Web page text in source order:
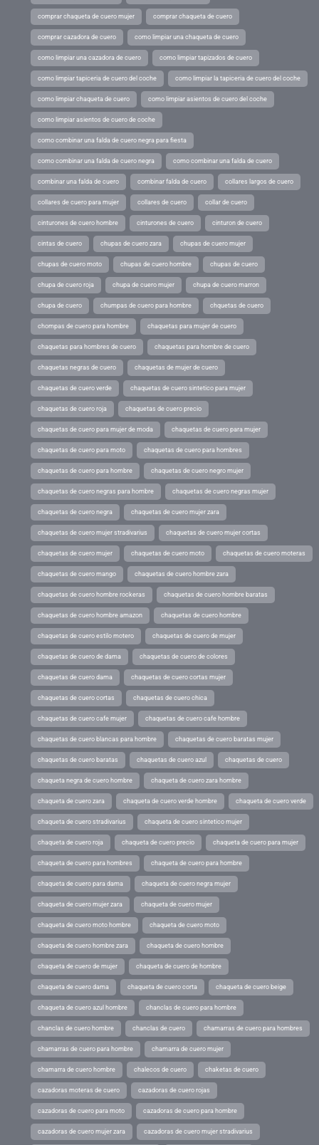
comprar chaqueta de cuero mujer comprar chaqueta de cuero
comprar cazadora de cuero como limpiar una chaqueta de cuero
como limpiar una cazadora de cuero como limpiar tapizados de cuero
como limpiar tapiceria de cuero del coche como limpiar la tapiceria de cuero del coche
como limpiar chaqueta de cuero como limpiar asientos de cuero del coche
como limpiar asientos de cuero de coche
como combinar una falda de cuero negra para fiesta
como combinar una falda de cuero negra como combinar una falda de cuero
combinar una falda de cuero combinar falda de cuero collares largos de cuero
collares de cuero para mujer collares de cuero collar de cuero
cinturones de cuero hombre cinturones de cuero cinturon de cuero
cintas de cuero chupas de cuero zara chupas de cuero mujer
chupas de cuero moto chupas de cuero hombre chupas de cuero
chupa de cuero roja chupa de cuero mujer chupa de cuero marron
chupa de cuero chumpas de cuero para hombre chquetas de cuero
chompas de cuero para hombre chaquetas para mujer de cuero
chaquetas para hombres de cuero chaquetas para hombre de cuero
chaquetas negras de cuero chaquetas de mujer de cuero
chaquetas de cuero verde chaquetas de cuero sintetico para mujer
chaquetas de cuero roja chaquetas de cuero precio
chaquetas de cuero para mujer de moda chaquetas de cuero para mujer
chaquetas de cuero para moto chaquetas de cuero para hombres
chaquetas de cuero para hombre chaquetas de cuero negro mujer
chaquetas de cuero negras para hombre chaquetas de cuero negras mujer
chaquetas de cuero negra chaquetas de cuero mujer zara
chaquetas de cuero mujer stradivarius chaquetas de cuero mujer cortas
chaquetas de cuero mujer chaquetas de cuero moto chaquetas de cuero moteras
chaquetas de cuero mango chaquetas de cuero hombre zara
chaquetas de cuero hombre rockeras chaquetas de cuero hombre baratas
chaquetas de cuero hombre amazon chaquetas de cuero hombre
chaquetas de cuero estilo motero chaquetas de cuero de mujer
chaquetas de cuero de dama chaquetas de cuero de colores
chaquetas de cuero dama chaquetas de cuero cortas mujer
chaquetas de cuero cortas chaquetas de cuero chica
chaquetas de cuero cafe mujer chaquetas de cuero cafe hombre
chaquetas de cuero blancas para hombre chaquetas de cuero baratas mujer
chaquetas de cuero baratas chaquetas de cuero azul chaquetas de cuero
chaqueta negra de cuero hombre chaqueta de cuero zara hombre
chaqueta de cuero zara chaqueta de cuero verde hombre chaqueta de cuero verde
chaqueta de cuero stradivarius chaqueta de cuero sintetico mujer
chaqueta de cuero roja chaqueta de cuero precio chaqueta de cuero para mujer
chaqueta de cuero para hombres chaqueta de cuero para hombre
chaqueta de cuero para dama chaqueta de cuero negra mujer
chaqueta de cuero mujer zara chaqueta de cuero mujer
chaqueta de cuero moto hombre chaqueta de cuero moto
chaqueta de cuero hombre zara chaqueta de cuero hombre
chaqueta de cuero de mujer chaqueta de cuero de hombre
chaqueta de cuero dama chaqueta de cuero corta chaqueta de cuero beige
chaqueta de cuero azul hombre chanclas de cuero para hombre
chanclas de cuero hombre chanclas de cuero chamarras de cuero para hombres
chamarras de cuero para hombre chamarra de cuero mujer
chamarra de cuero hombre chalecos de cuero chaketas de cuero
cazadoras moteras de cuero cazadoras de cuero rojas
cazadoras de cuero para moto cazadoras de cuero para hombre
cazadoras de cuero mujer zara cazadoras de cuero mujer stradivarius